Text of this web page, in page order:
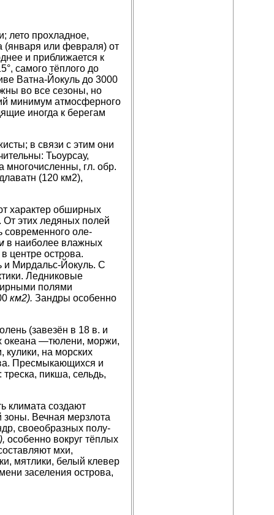
лето прохладное,
(января или февраля) от
и прибли­жается к
самого тёплого до
Ватна-Йокуль до 3000
во все сезоны, но
минимум атмосферного
иногда к берегам
в связи с этим они
Тьоурсау,
гл. обр.
(120 км2),
характер обширных
От этих ледяных по­лей
современного оле­
в наиболее влажных
центре остро­ва.
и Мирдальс-Йокуль. С
Ледниковые
полями
км2). Зандры особенно
(завезён в 18 в. и
океана —тюлени, моржи,
кулики, на морских
Пресмыкаю­щихся и
пикша, сельдь,
климата создают
зоны. Вечная мерзлота
своеобразных полу­
особенно вокруг тёплых
мхи,
мятлики, белый клевер
за­селения острова,